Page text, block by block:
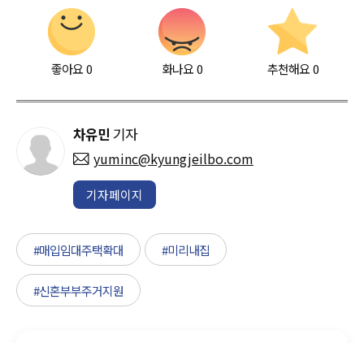
좋아요0 화나요0 추천해요 0
차유민 기자
yuminc@kyungjeilbo.com
기자페이지
#매입임대주택확대 #미리내집
#신혼부부주거지원